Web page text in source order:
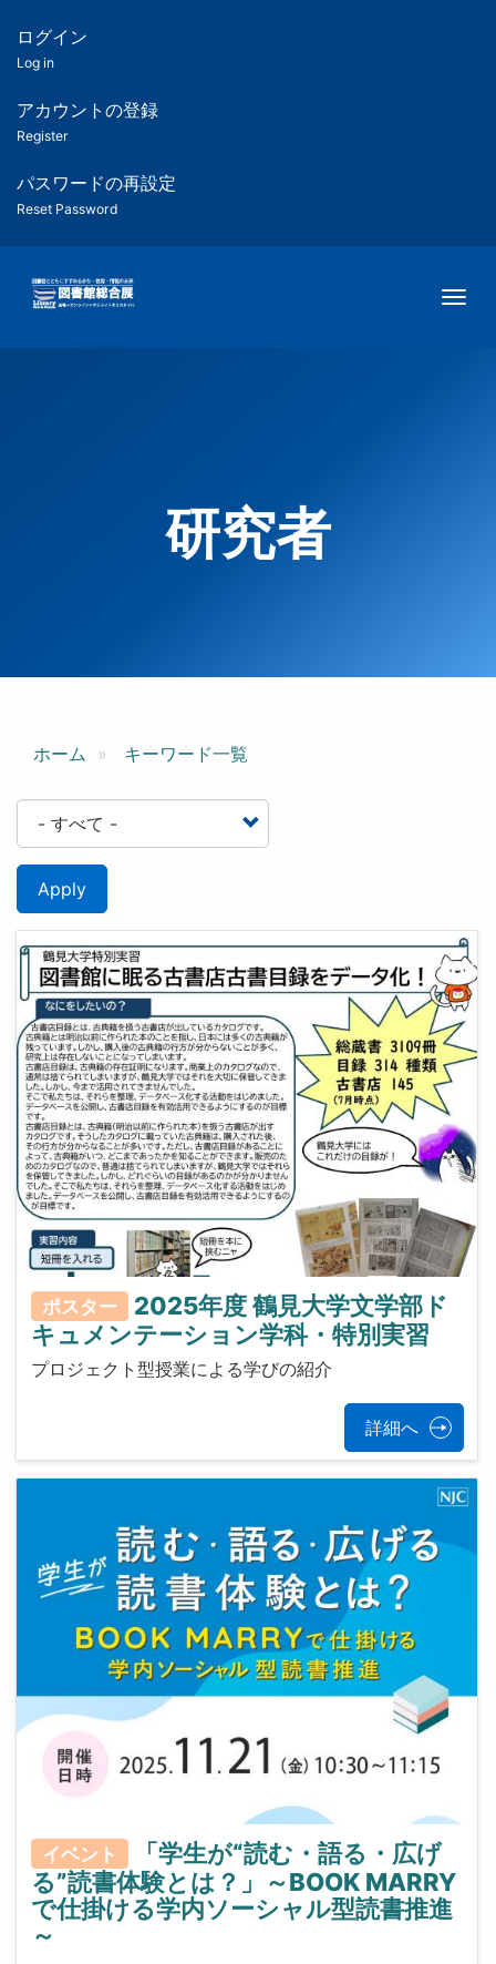
ツ
匿
名
ユ
ー
ー
用
メ
ログイン
Log in
アカウントの登録
Register
パスワードの再設定
Reset Password
研究者
ホーム キーワード一覧
Apply
ポスター
2025年度 鶴見大学文学部ド
キュメンテーション学科・特別実習
プロジェクト型授業による学びの紹介
詳細へ
イベント
「学生が“読む・語る・広げ
る”読書体験とは？」～BOOK MARRY
で仕掛ける学内ソーシャル型読書推進
～